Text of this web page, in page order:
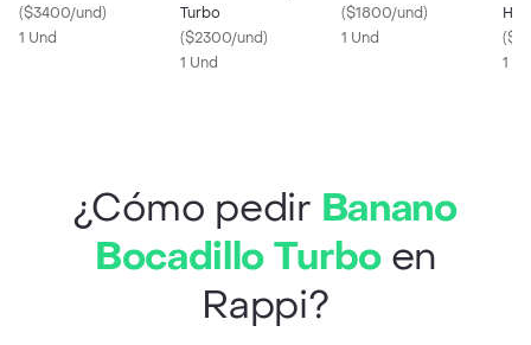
($3400/und)
1 Und
Turbo
($2300/und)
1 Und
($1800/und)
1 Und
(
1
¿Cómo pedir Banano
Bocadillo Turbo en
Rappi?